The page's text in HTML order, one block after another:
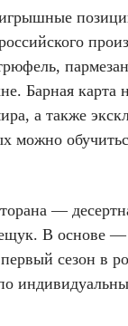
Барная
а также
можно
—
В основе —
сезон в